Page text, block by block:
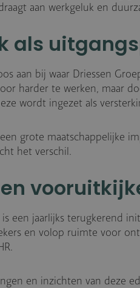
aan werkgeluk en
als
aan bij waar Driessen
harder te werken, maar
wordt ingezet als
grote maatschappelijke
het verschil.
is een jaarlijks terugkerend
en volop ruimte voor
en inzichten van deze